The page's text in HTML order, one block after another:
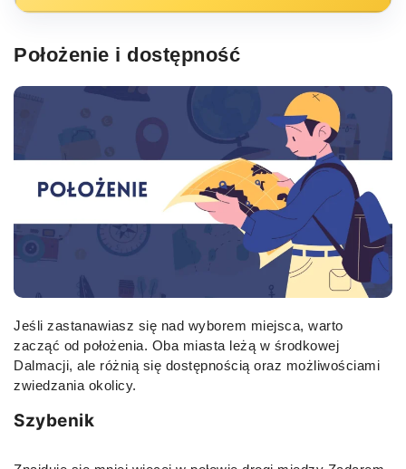
Położenie i dostępność
Jeśli zastanawiasz się nad wyborem miejsca, warto
zacząć od położenia. Oba miasta leżą w środkowej
Dalmacji, ale różnią się dostępnością oraz możliwościami
zwiedzania okolicy.
Szybenik